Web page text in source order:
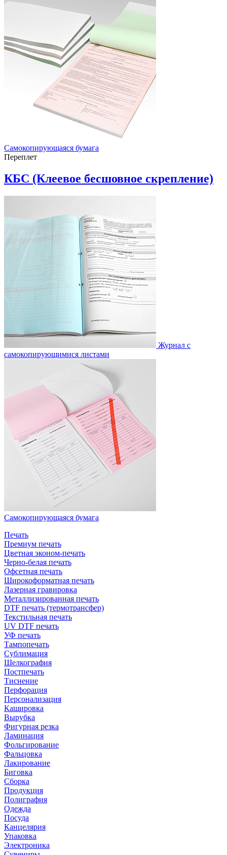
Самокопирующаяся бумага
Переплет
КБС (Клеевое бесшовное скрепление)
Журнал с
самокопирующимися листами
Самокопирующаяся бумага
Печать
Премиум печать
Цветная эконом-печать
Черно-белая печать
Офсетная печать
Широкоформатная печать
Лазерная гравировка
Металлизированная печать
DTF печать (термотрансфер)
Текстильная печать
UV DTF печать
УФ печать
Тампопечать
Сублимация
Шелкография
Постпечать
Тиснение
Перфорация
Персонализация
Кашировка
Вырубка
Фигурная резка
Ламинация
Фольгирование
Фальцовка
Лакирование
Биговка
Сборка
Продукция
Полиграфия
Одежда
Посуда
Канцелярия
Упаковка
Электроника